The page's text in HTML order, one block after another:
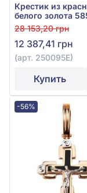
Крестик из
белого золота
чёрной эмалью,
250095Е
28 153,20 грн
12 387,41 грн
(арт. 250095Е)
Купить
-56%